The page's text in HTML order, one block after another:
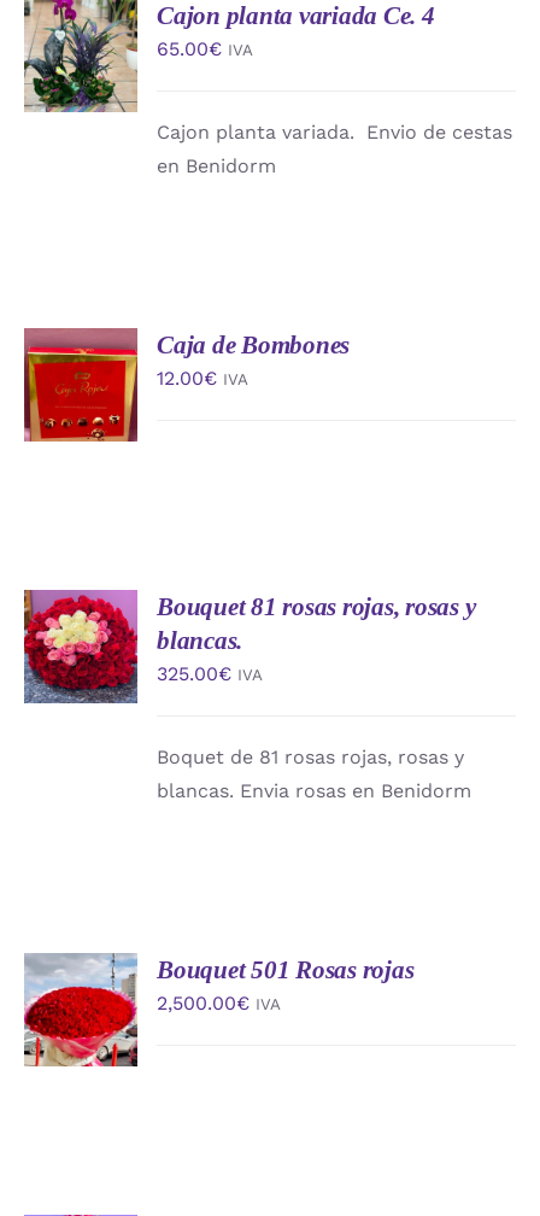
AÑADIR
AL
CARRITO
/
DETALLES
Cajon planta variada Ce. 4
65.00€ IVA
Cajon planta variada. Envio de cestas
en Benidorm
AÑADIR
AL
CARRITO
/
DETALLES
Caja de Bombones
12.00€ IVA
AÑADIR
AL
CARRITO
/
DETALLES
Bouquet 81 rosas rojas, rosas y
blancas.
325.00€ IVA
Boquet de 81 rosas rojas, rosas y
blancas. Envia rosas en Benidorm
AÑADIR
AL
CARRITO
/
DETALLES
Bouquet 501 Rosas rojas
2,500.00€ IVA